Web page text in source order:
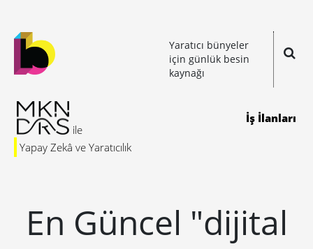
Yaratıcı bünyeler
için günlük besin
kaynağı
Yapay Zekâ ve Yaratıcılık
İş İlanları
En Güncel "dijital